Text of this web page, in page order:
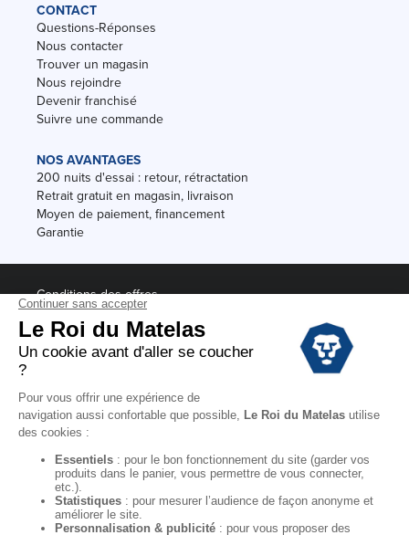
CONTACT
Questions-Réponses
Nous contacter
Trouver un magasin
Nous rejoindre
Devenir franchisé
Suivre une commande
NOS AVANTAGES
200 nuits d'essai : retour, rétractation
Retrait gratuit en magasin, livraison
Moyen de paiement, financement
Garantie
Conditions des offres
Black Friday
Destockage
Soldes
Conditions Générales de vente magasin
Conditions Générales de vente internet
Mentions Légales
Données personnelles
Codes promo Le Roi du Matelas